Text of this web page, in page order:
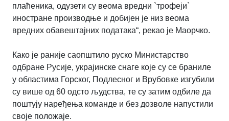
плаћеника, одузети су веома вредни `трофеји`
иностране производње и добијен је низ веома
вредних обавештајних података“, рекао је Маорчко.
Како је раније саопштило руско Министарство
одбране Русије, украјинске снаге које су се браниле
у областима Горског, Подлесног и Врубовке изгубили
су више од 60 одсто људства, те су затим одбиле да
поштују наређења команде и без дозволе напустили
своје положаје.